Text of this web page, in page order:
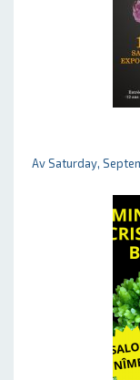
Av Saturday,